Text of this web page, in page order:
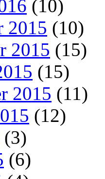
(10)
2015 (10)
2015 (15)
(15)
2015 (11)
(12)
(3)
(6)